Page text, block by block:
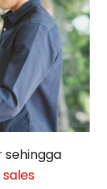
sehingga
sales